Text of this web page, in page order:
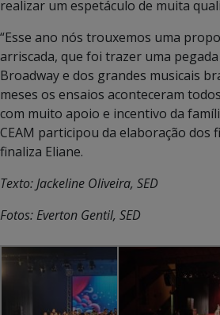
realizar um espetáculo de muita
“Esse ano nós trouxemos uma
arriscada, que foi trazer uma pegada
Broadway e dos grandes musicais
meses os ensaios aconteceram
com muito apoio e incentivo da
CEAM participou da elaboração dos
finaliza Eliane.
Texto: Jackeline Oliveira, SED
Fotos: Everton Gentil, SED